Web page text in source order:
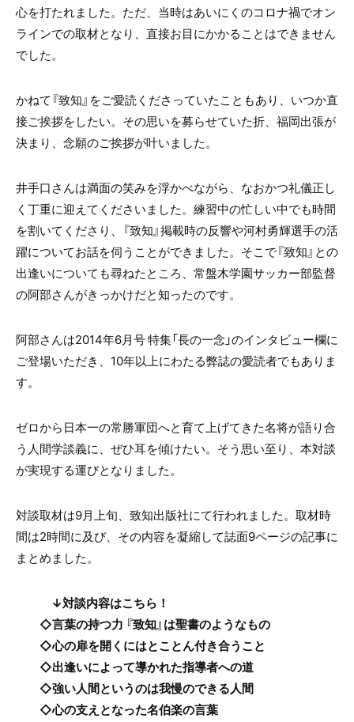
心を打たれました。ただ、当時はあいにくのコロナ禍でオン
ラインでの取材となり、直接お目にかかることはできません
でした。
かねて『致知』をご愛読くださっていたこともあり、いつか直
接ご挨拶をしたい。その思いを募らせていた折、福岡出張が
決まり、念願のご挨拶が叶いました。
井手口さんは満面の笑みを浮かべながら、なおかつ礼儀正し
く丁重に迎えてくださいました。練習中の忙しい中でも時間
を割いてくださり、『致知』掲載時の反響や河村勇輝選手の活
躍についてお話を伺うことができました。そこで『致知』との
出逢いについても尋ねたところ、常盤木学園サッカー部監督
の阿部さんがきっかけだと知ったのです。
阿部さんは2014年6月号 特集「長の一念」のインタビュー欄に
ご登場いただき、10年以上にわたる弊誌の愛読者でもありま
す。
ゼロから日本一の常勝軍団へと育て上げてきた名将が語り合
う人間学談義に、ぜひ耳を傾けたい。そう思い至り、本対談
が実現する運びとなりました。
対談取材は9月上旬、致知出版社にて行われました。取材時
間は2時間に及び、その内容を凝縮して誌面9ページの記事に
まとめました。
↓対談内容はこちら！
◇言葉の持つ力 『致知』は聖書のようなもの
◇心の扉を開くにはとことん付き合うこと
◇出逢いによって導かれた指導者への道
◇強い人間というのは我慢のできる人間
◇心の支えとなった名伯楽の言葉